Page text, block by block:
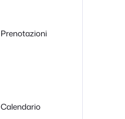
Prenotazioni
Calendario